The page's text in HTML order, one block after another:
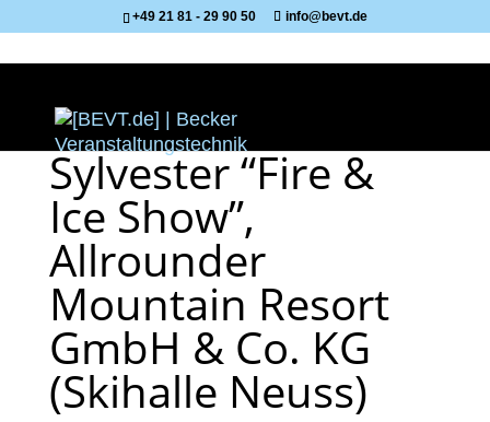
+49 21 81 - 29 90 50 info@bevt.de
Sylvester “Fire &
Ice Show”,
Allrounder
Mountain Resort
GmbH & Co. KG
(Skihalle Neuss)